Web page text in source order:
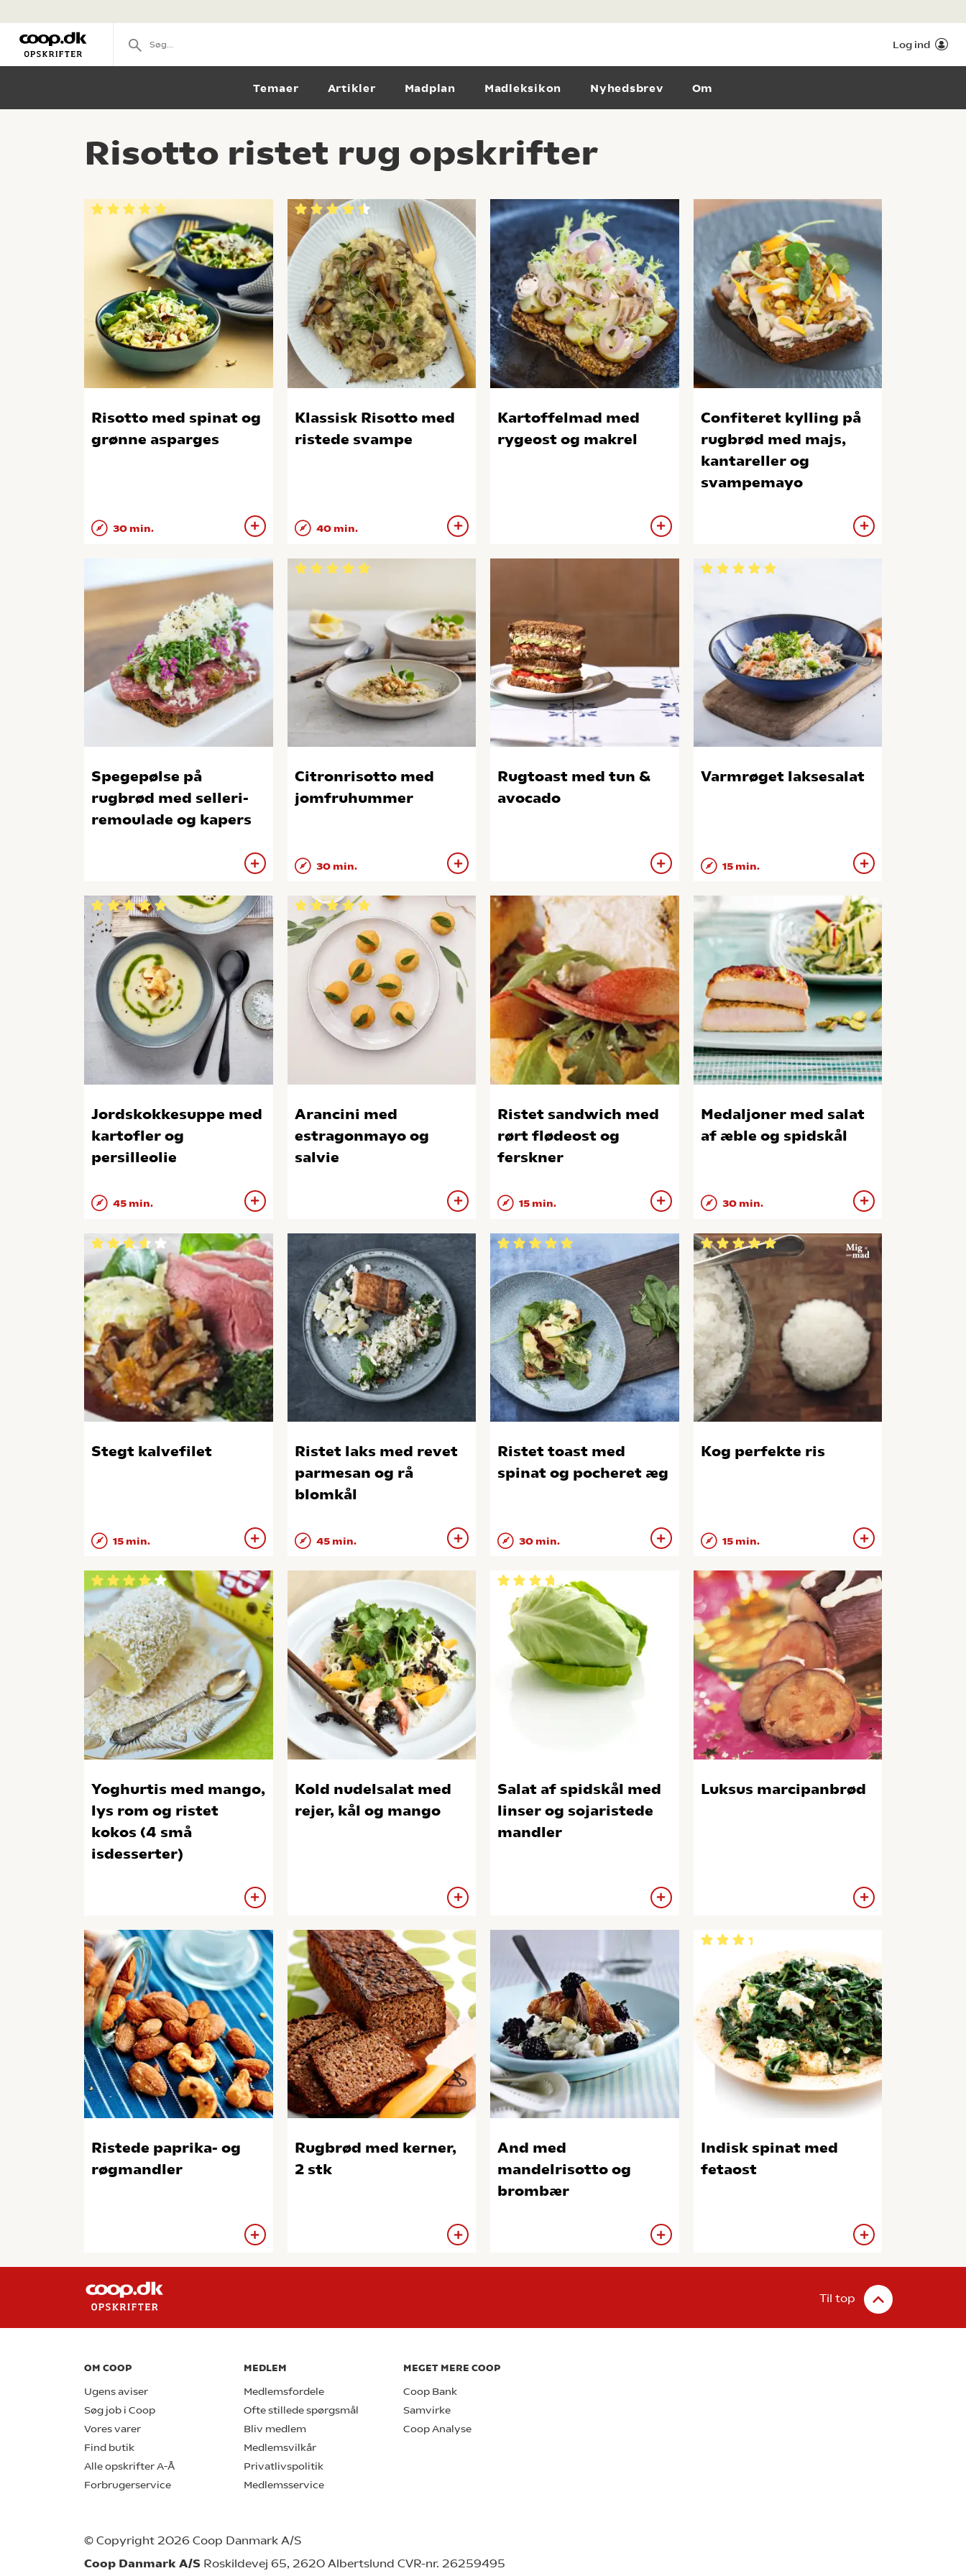
Log ind
Temaer Artikler Madplan Madleksikon Nyhedsbrev Om
Risotto ristet rug opskrifter
Risotto med spinat og
grønne asparges
30 min.
Klassisk Risotto med
ristede svampe
40 min.
Kartoffelmad med
rygeost og makrel
Confiteret kylling på
rugbrød med majs,
kantareller og
svampemayo
Spegepølse på
rugbrød med selleri-
remoulade og kapers
Citronrisotto med
jomfruhummer
30 min.
Rugtoast med tun &
avocado
Varmrøget laksesalat
15 min.
Jordskokkesuppe med
kartofler og
persilleolie
45 min.
Arancini med
estragonmayo og
salvie
Ristet sandwich med
rørt flødeost og
ferskner
15 min.
Medaljoner med salat
af æble og spidskål
30 min.
Stegt kalvefilet
15 min.
Ristet laks med revet
parmesan og rå
blomkål
45 min.
Ristet toast med
spinat og pocheret æg
30 min.
Kog perfekte ris
15 min.
Yoghurtis med mango,
lys rom og ristet
kokos (4 små
isdesserter)
Kold nudelsalat med
rejer, kål og mango
Salat af spidskål med
linser og sojaristede
mandler
Luksus marcipanbrød
Ristede paprika- og
røgmandler
Rugbrød med kerner,
2 stk
And med
mandelrisotto og
brombær
Indisk spinat med
fetaost
Til top
OM COOP
Ugens aviser
Søg job i Coop
Vores varer
Find butik
Alle opskrifter A-Å
Forbrugerservice
MEDLEM
Medlemsfordele
Ofte stillede spørgsmål
Bliv medlem
Medlemsvilkår
Privatlivspolitik
Medlemsservice
MEGET MERE COOP
Coop Bank
Samvirke
Coop Analyse
© Copyright 2026 Coop Danmark A/S
Coop Danmark A/S Roskildevej 65, 2620 Albertslund CVR-nr. 26259495